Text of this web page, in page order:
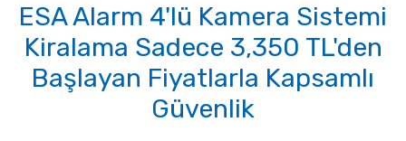
ESA Alarm 4'lü Kamera Sistemi
Kiralama Sadece 3,350 TL'den
Başlayan Fiyatlarla Kapsamlı
Güvenlik